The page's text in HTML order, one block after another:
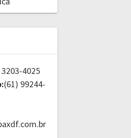
4025
(61) 99244-